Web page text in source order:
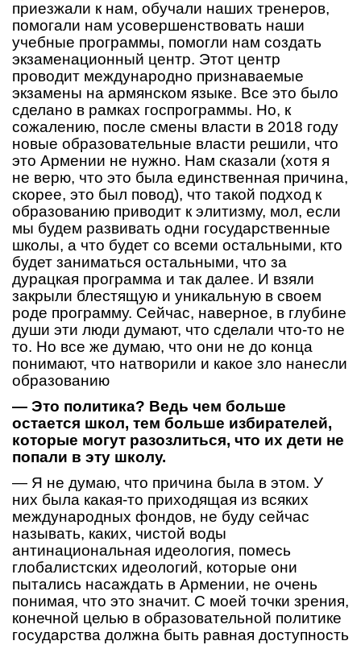
приезжали к нам, обучали наших тренеров,
помогали нам усовершенствовать наши
учебные программы, помогли нам создать
экзаменационный центр. Этот центр
проводит международно признаваемые
экзамены на армянском языке. Все это было
сделано в рамках госпрограммы. Но, к
сожалению, после смены власти в 2018 году
новые образовательные власти решили, что
это Армении не нужно. Нам сказали (хотя я
не верю, что это была единственная причина,
скорее, это был повод), что такой подход к
образованию приводит к элитизму, мол, если
мы будем развивать одни государственные
школы, а что будет со всеми остальными, кто
будет заниматься остальными, что за
дурацкая программа и так далее. И взяли
закрыли блестящую и уникальную в своем
роде программу. Сейчас, наверное, в глубине
души эти люди думают, что сделали что-то не
то. Но все же думаю, что они не до конца
понимают, что натворили и какое зло нанесли
образованию
— Это политика? Ведь чем больше
остается школ, тем больше избирателей,
которые могут разозлиться, что их дети не
попали в эту школу.
— Я не думаю, что причина была в этом. У
них была какая-то приходящая из всяких
международных фондов, не буду сейчас
называть, каких, чистой воды
антинациональная идеология, помесь
глобалистских идеологий, которые они
пытались насаждать в Армении, не очень
понимая, что это значит. С моей точки зрения,
конечной целью в образовательной политике
государства должна быть равная доступность